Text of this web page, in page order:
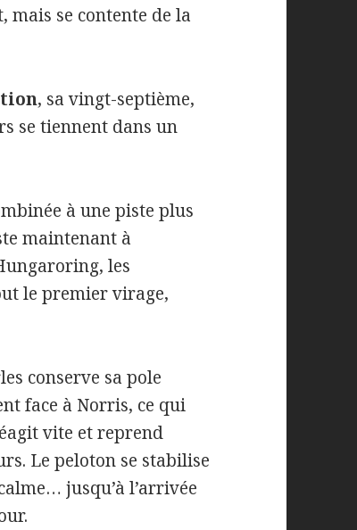
mais se contente de la
, sa vingt-septième,
se tiennent dans un
à une piste plus
maintenant à
les
le premier virage,
conserve sa pole
face à Norris, ce qui
vite et reprend
Le peloton se stabilise
jusqu’à l’arrivée